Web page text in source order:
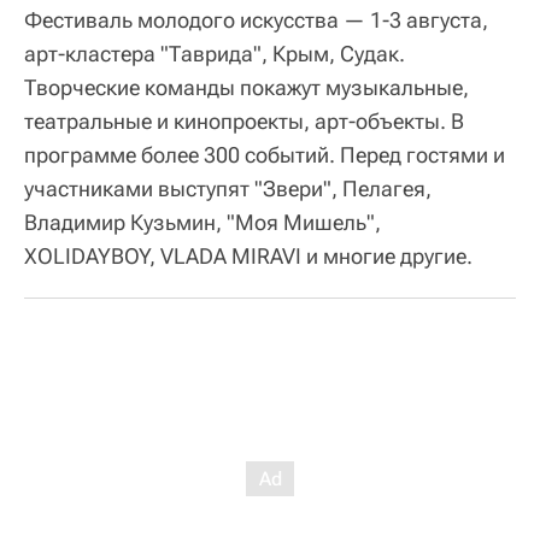
Фестиваль молодого искусства — 1-3 августа,
арт-кластера "Таврида", Крым, Судак.
Творческие команды покажут музыкальные,
театральные и кинопроекты, арт-объекты. В
программе более 300 событий. Перед гостями и
участниками выступят "Звери", Пелагея,
Владимир Кузьмин, "Моя Мишель",
XOLIDAYBOY, VLADA MIRAVI и многие другие.